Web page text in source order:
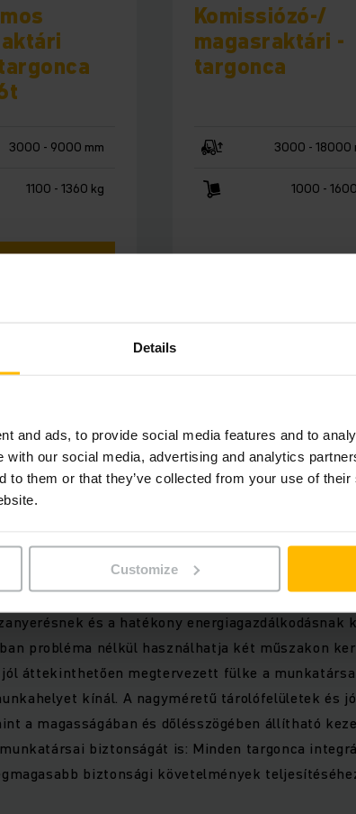
Details
and ads, to provide social media features and to
with our social media, advertising and analytics
to them or that they’ve collected from your use of
Customize
3000 - 9000 mm
1100 - 1360 kg
Komissiózó-/
magasraktári ­
targonca
3000 - 18000
1000 -
erős
akkor az elektromos magasraktári
és a hatékony energiagazdálkodásnak
probléma nélkül használhatja két műszakon
áttekinthetően megtervezett fülke a
kínál. A nagyméretű tárolófelületek és
a magasságában és dőlésszögében állítható
biztonságát is: Minden targonca
biztonsági követelmények